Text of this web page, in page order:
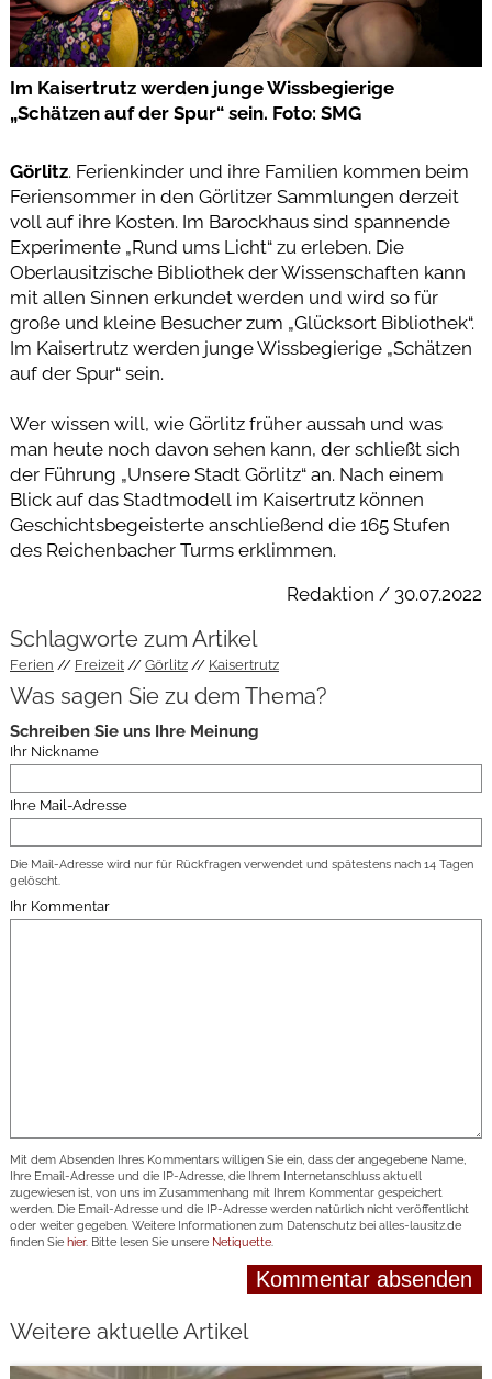
Im Kaisertrutz werden junge Wissbegierige
„Schätzen auf der Spur“ sein. Foto: SMG
Görlitz. Ferienkinder und ihre Familien kommen beim
Feriensommer in den Görlitzer Sammlungen derzeit
voll auf ihre Kosten. Im Barockhaus sind spannende
Experimente „Rund ums Licht“ zu erleben. Die
Oberlausitzische Bibliothek der Wissenschaften kann
mit allen Sinnen erkundet werden und wird so für
große und kleine Besucher zum „Glücksort Bibliothek“.
Im Kaisertrutz werden junge Wissbegierige „Schätzen
auf der Spur“ sein.
Wer wissen will, wie Görlitz früher aussah und was
man heute noch davon sehen kann, der schließt sich
der Führung „Unsere Stadt Görlitz“ an. Nach einem
Blick auf das Stadtmodell im Kaisertrutz können
Geschichtsbegeisterte anschließend die 165 Stufen
des Reichenbacher Turms erklimmen.
Redaktion / 30.07.2022
Schlagworte zum Artikel
Ferien Freizeit Görlitz Kaisertrutz
Was sagen Sie zu dem Thema?
Schreiben Sie uns Ihre Meinung
Ihr Nickname
Ihre Mail-Adresse
Die Mail-Adresse wird nur für Rückfragen verwendet und spätestens nach 14 Tagen
gelöscht.
Ihr Kommentar
Mit dem Absenden Ihres Kommentars willigen Sie ein, dass der angegebene Name,
Ihre Email-Adresse und die IP-Adresse, die Ihrem Internetanschluss aktuell
zugewiesen ist, von uns im Zusammenhang mit Ihrem Kommentar gespeichert
werden. Die Email-Adresse und die IP-Adresse werden natürlich nicht veröffentlicht
oder weiter gegeben. Weitere Informationen zum Datenschutz bei alles-lausitz.de
finden Sie hier. Bitte lesen Sie unsere Netiquette.
Weitere aktuelle Artikel